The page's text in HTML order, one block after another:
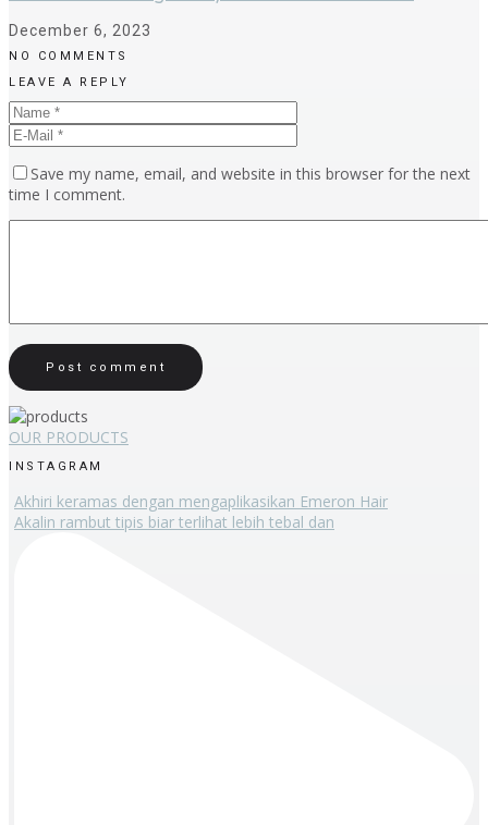
December 6, 2023
NO COMMENTS
LEAVE A REPLY
Save my name, email, and website in this browser for the next
time I comment.
OUR PRODUCTS
INSTAGRAM
Akhiri keramas dengan mengaplikasikan Emeron Hair
Akalin rambut tipis biar terlihat lebih tebal dan